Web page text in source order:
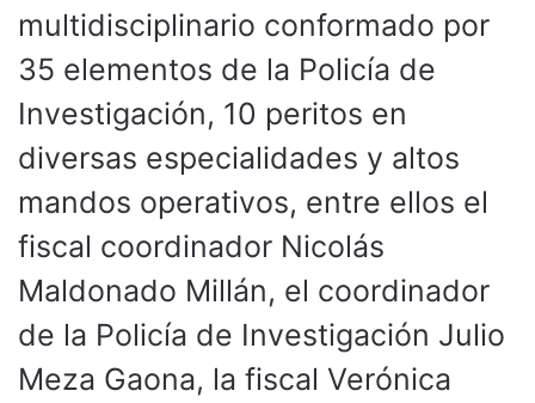
multidisciplinario conformado por
35 elementos de la Policía de
Investigación, 10 peritos en
diversas especialidades y altos
mandos operativos, entre ellos el
fiscal coordinador Nicolás
Maldonado Millán, el coordinador
de la Policía de Investigación Julio
Meza Gaona, la fiscal Verónica